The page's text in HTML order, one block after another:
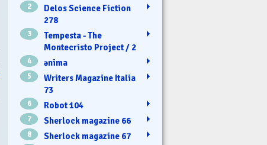
2
Delos Science Fiction
278
3
Tempesta - The
Montecristo Project / 2
4 ənima
5
Writers Magazine Italia
73
6 Robot 104
7 Sherlock magazine 66
8 Sherlock magazine 67